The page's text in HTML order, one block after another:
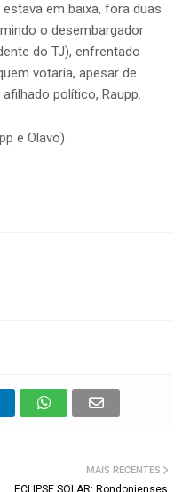
em baixa, fora duas
o desembargador
do TJ), enfrentado
votaria, apesar de
político, Raupp.
e Olavo)
MAIS RECENTES
ECLIPSE SOLAR: Rondonienses